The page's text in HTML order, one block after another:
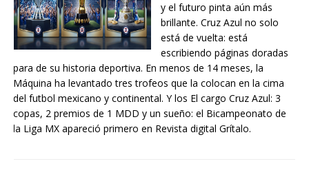
y el futuro pinta aún más
brillante. Cruz Azul no solo
está de vuelta: está
escribiendo páginas doradas
para de su historia deportiva. En menos de 14 meses, la
Máquina ha levantado tres trofeos que la colocan en la cima
del futbol mexicano y continental. Y los El cargo Cruz Azul: 3
copas, 2 premios de 1 MDD y un sueño: el Bicampeonato de
la Liga MX apareció primero en Revista digital Grítalo.